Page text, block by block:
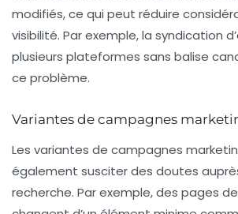
modifiés, ce qui peut réduire
visibilité. Par exemple, la syndication
plusieurs plateformes sans balise
ce problème.
Variantes de campagnes
Les variantes de campagnes
également susciter des doutes
recherche. Par exemple, des pages